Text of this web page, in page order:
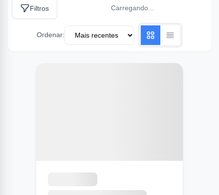
Filtros Carregando...
Ordenar: